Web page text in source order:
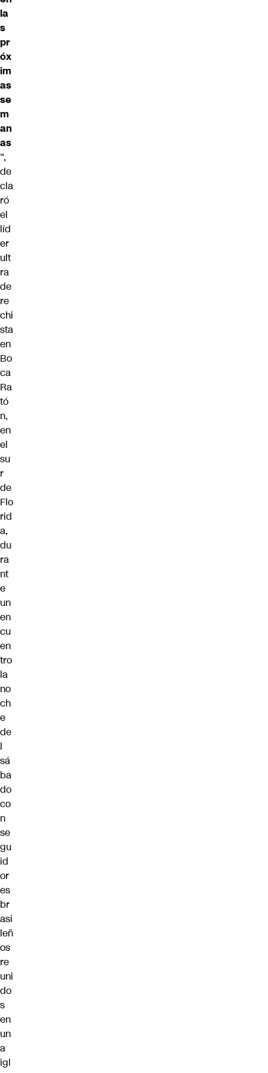
la
s
pr
óx
im
as
se
m
an
as
“,
de
cla
ró
el
líd
er
ult
ra
de
re
chi
sta
en
Bo
ca
Ra
tó
n,
en
el
su
r
de
Flo
rid
a,
du
ra
nt
e
un
en
cu
en
tro
la
no
ch
e
de
l
sá
ba
do
co
n
se
gu
id
or
es
br
asi
leñ
os
re
uni
do
s
en
un
a
igl